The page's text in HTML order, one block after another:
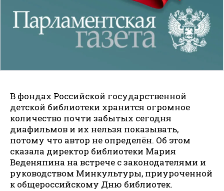
В фондах Российской государственной
детской библиотеки хранится огромное
количество почти забытых сегодня
диафильмов и их нельзя показывать,
потому что автор не определён. Об этом
сказала директор библиотеки Мария
Веденяпина на встрече с законодателями и
руководством Минкультуры, приуроченной
к общероссийскому Дню библиотек.